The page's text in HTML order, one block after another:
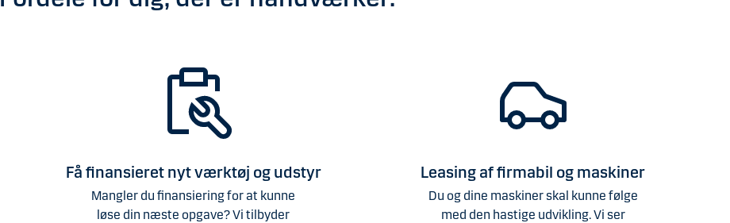
Få finansieret nyt værktøj og udstyr
Mangler du finansiering for at kunne
løse din næste opgave? Vi tilbyder
Leasing af firmabil og maskiner
Du og dine maskiner skal kunne følge
med den hastige udvikling. Vi ser